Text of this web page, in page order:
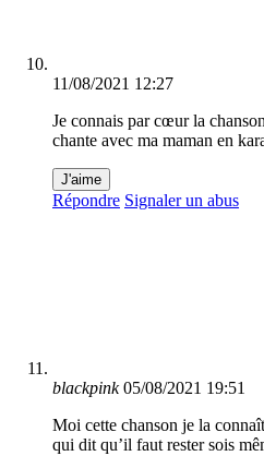
11/08/2021 12:27
Je connais par cœur la
chante avec ma maman en
J'aime
Répondre Signaler un abus
blackpink 05/08/2021 19:51
Moi cette chanson je la
qui dit qu’il faut rester sois